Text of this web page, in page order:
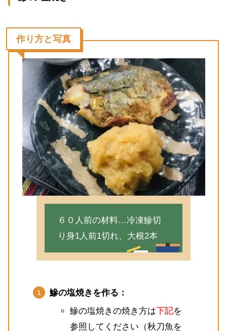
作り方と写真
６０人前の材料…冷凍鰺切
り身1人前1切れ、大根2本
鰺の塩焼きを作る：
鰺の塩焼きの焼き方は下記を
参照してください（秋刀魚を